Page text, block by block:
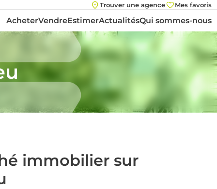
Trouver une agence Mes favoris
AcheterVendreEstimerActualitésQui sommes-nous
immobilier sur